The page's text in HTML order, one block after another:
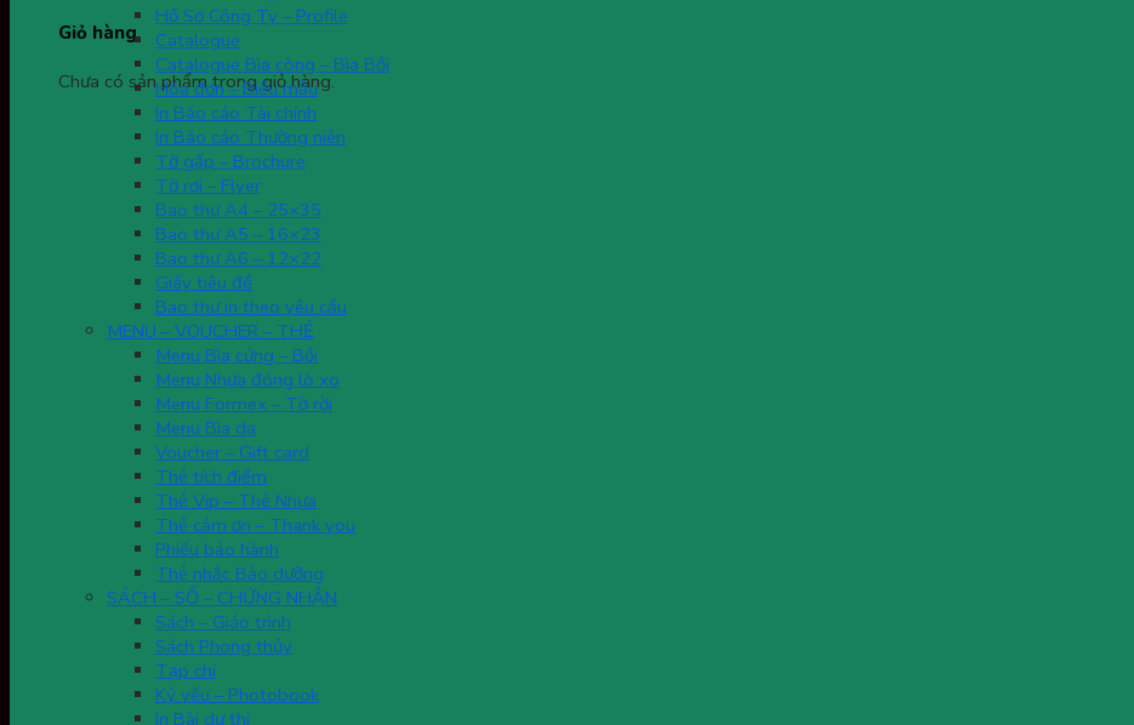
Giỏ hàng
Chưa có sản phẩm trong giỏ hàng.
Hồ Sơ Công Ty – Profile
Catalogue
Catalogue Bìa còng – Bìa Bồi
Hóa đơn – Biểu mẫu
In Báo cáo Tài chính
In Báo cáo Thường niên
Tờ gấp – Brochure
Tờ rơi – Flyer
Bao thư A4 – 25×35
Bao thư A5 – 16×23
Bao thư A6 – 12×22
Giấy tiêu đề
Bao thư in theo yêu cầu
MENU – VOUCHER – THẺ
Menu Bìa cứng – Bồi
Menu Nhựa đóng lò xo
Menu Formex – Tờ rời
Menu Bìa da
Voucher – Gift card
Thẻ tích điểm
Thẻ Vip – Thẻ Nhựa
Thẻ cảm ơn – Thank you
Phiếu bảo hành
Thẻ nhắc Bảo dưỡng
SÁCH – SỔ – CHỨNG NHẬN
Sách – Giáo trình
Sách Phong thủy
Tạp chí
Kỷ yếu – Photobook
In Bài dự thi